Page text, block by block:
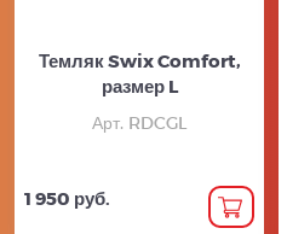
Темляк Swix Comfort,
размер L
Арт. RDCGL
1 950 руб.